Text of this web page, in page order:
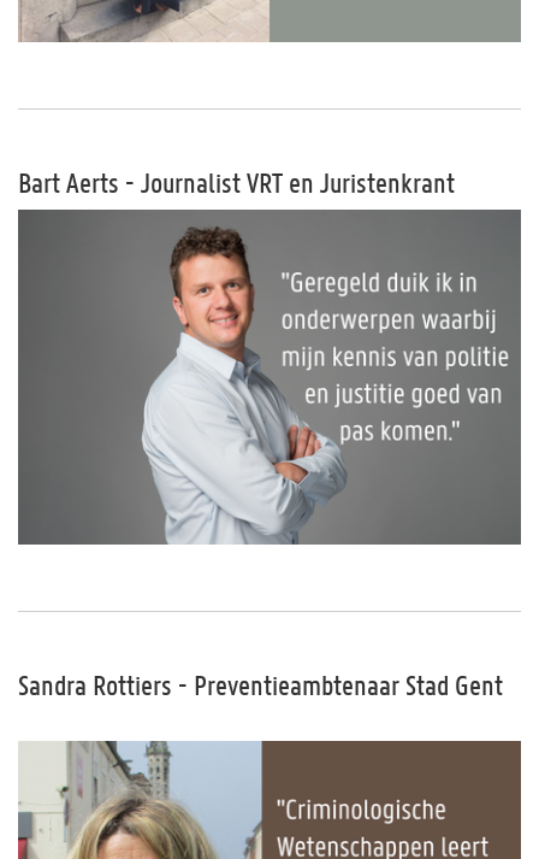
Bart Aerts - Journalist VRT en Juristenkrant
Sandra Rottiers - Preventieambtenaar Stad Gent